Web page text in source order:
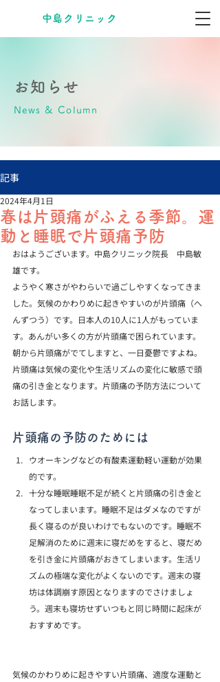
​中島クリニック
お知らせ
News & Column
記事
春は片頭痛がふえる季節。運
動と睡眠で片頭痛予防
2024年4月1日
おはようございます。中島クリニック院長　中島敏
雄です。
ようやく寒さがやわらいで過ごしやすくなってきま
した。気候のかわりめに起きやすいのが片頭痛（へ
んずつう）です。日本人の10人に1人がもっていま
す。あんがい多くの方が片頭痛で困られています。
朝から片頭痛がでてしますと、一日憂鬱ですよね。
片頭痛は気候の変化や生活リズムの変化に敏感で頭
痛の引き金となります。片頭痛の予防方法について
お話します。
片頭痛の予防のためには
ウオーキングなどの有酸素運動軽い運動が効果
的です。
十分な睡眠睡眠不足が続くと片頭痛の引き金と
なってしまいます。睡眠不足はダメなのですが
長く寝るのが良いわけでもないのです。睡眠不
足解消のために週末に寝だめをすると、寝だめ
を引き金に片頭痛がおきてしまいます。生活リ
ズムの極端な変化がよくないのです。週末の寝
坊は体調崩す原因となりますのでさけましょ
う。週末も寝坊せずいつもと同じ時間に起床が
おすすめです。
気候のかわりめに起きやすい片頭痛、適度な運動と